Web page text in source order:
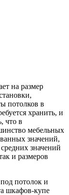
на размер
потолков в
хранить, и
что в
мебельных
значений,
значений
и размеров
потолок и
шкафов-купе